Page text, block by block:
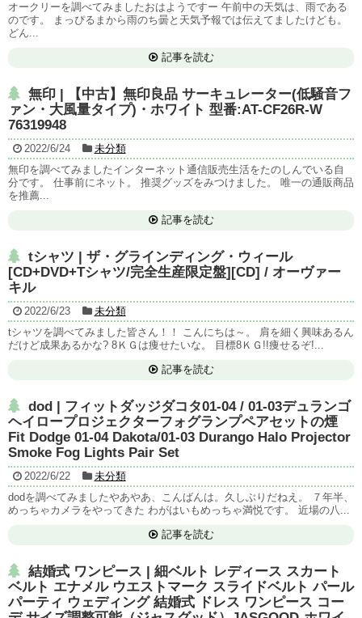
オークリーを調べてみましたおはようですー 午前中の天気は、雨である
のです。 まっぴるまから雨のち曇と天気予報では伝えてましたけども。
どん...
記事を読む
無印 | 【中古】無印良品 サーキュレーター(低騒音フ
ァン・大風量タイプ)・ホワイト 型番:AT-CF26R-W
76319948
2022/6/24
未分類
無印を調べてみましたインターネット通信販売生活をたのしんでいる自
分です。 仕事前にネット。 推奨グッズをみつけました。 唯一の通販商品
を推薦...
記事を読む
tシャツ | ザ・グラインディング・ウィール
[CD+DVD+Tシャツ/完全生産限定盤][CD] / オーヴァー
キル
2022/6/23
未分類
tシャツを調べてみました皆さん！！ こんにちは～。 肩を細く興味あるん
だけど成果あるかな? 8ＫＧは痩せたいな。 目標8ＫＧ!!痩せるぞ!...
記事を読む
dod | フィットダッジダコタ01-04 / 01-03デュランゴ
ヘイロープロジェクターフォグランプペアセットの煙
Fit Dodge 01-04 Dakota/01-03 Durango Halo Projector
Smoke Fog Lights Pair Set
2022/6/22
未分類
dodを調べてみましたやあやあ、こんばんは。久しぶりだねえ。 ７年半、
めっちゃカメラをやってきた わがはいもめっちゃ満悦です。 近場の八...
記事を読む
結婚式 ワンピース | 細ベルト レディース スカート
ベルト エナメル ウエストマーク スライドベルト パール
パーティ ウェディング 結婚式 ドレス ワンピース コー